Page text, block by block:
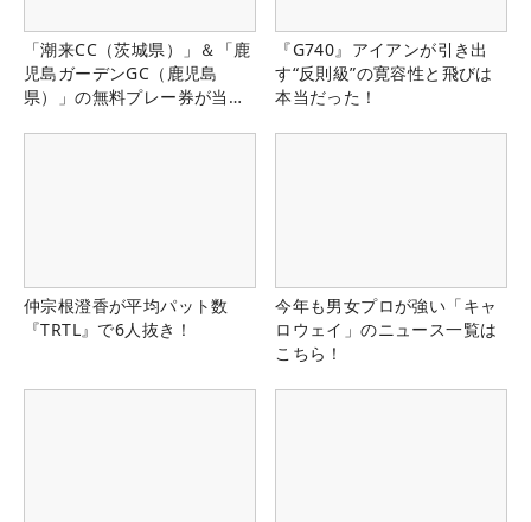
「潮来CC（茨城県）」＆「鹿
児島ガーデンGC（鹿児島
県）」の無料プレー券が当た
『G740』アイアンが引き出
す“反則級”の寛容性と飛びは
本当だった！
仲宗根澄香が平均パット数
『TRTL』で6人抜き！
今年も男女プロが強い「キャ
ロウェイ」のニュース一覧は
こちら！